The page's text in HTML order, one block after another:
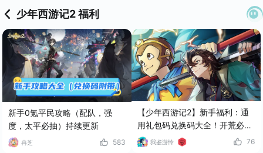
少年西游记2 福利
新手0氪平民攻略（配队，强
度，太平必抽）持续更新
冉芝 583
【少年西游记2】新手福利：通
用礼包码兑换码大全！开荒必备
❗
我鉴游怜 76